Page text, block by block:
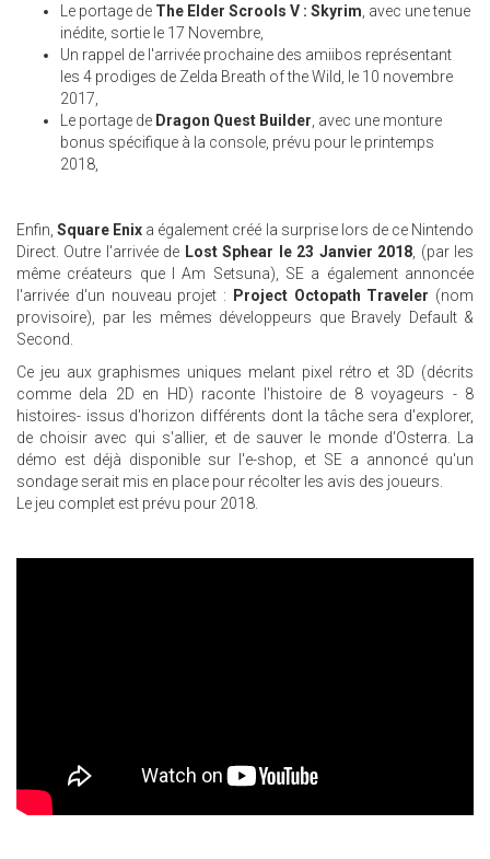
Le portage de The Elder Scrools V : Skyrim, avec une tenue
inédite, sortie le 17 Novembre,
Un rappel de l'arrivée prochaine des amiibos représentant
les 4 prodiges de Zelda Breath of the Wild, le 10 novembre
2017,
Le portage de Dragon Quest Builder, avec une monture
bonus spécifique à la console, prévu pour le printemps
2018,
Enfin,Square Enix a également créé la surprise lors de ce Nintendo
Direct. Outre l'arrivée de Lost Sphear le 23 Janvier 2018, (par les
même créateurs que I Am Setsuna), SE a également annoncée
l'arrivée d'un nouveau projet :
Project Octopath Traveler (nom
provisoire), par les mêmes développeurs que Bravely Default &
Second.
Ce jeu aux graphismes uniques melant pixel rétro et 3D (décrits
comme dela 2D en HD) raconte l'histoire de 8 voyageurs - 8
histoires- issus d'horizon différents dont la tâche sera d'explorer,
de choisir avec qui s'allier, et de sauver le monde d'Osterra. La
démo est déjà disponible sur l'e-shop, et SE a annoncé qu'un
sondage serait mis en place pour récolter les avis des joueurs.
Le jeu complet est prévu pour 2018.